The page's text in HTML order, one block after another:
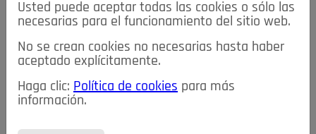
≡NOTICIAS
NOTICIAS SERVICIOS DE INTERÉS
TABLÓN DE ANUNCIOS MIS ANUNCIOS CONTACTO
NOSOTROS
Usted puede aceptar todas las cookies o sólo las
necesarias para el funcionamiento del sitio web.
No se crean cookies no necesarias hasta haber
aceptado explícitamente.
Haga clic: Política de cookies para más
información.